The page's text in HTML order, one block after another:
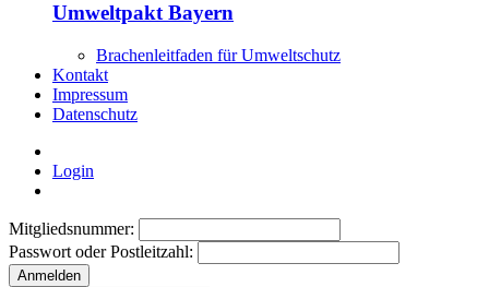
Umweltpakt Bayern
Brachenleitfaden für Umweltschutz
Kontakt
Impressum
Datenschutz
Login
Mitgliedsnummer:
Passwort oder Postleitzahl:
Anmelden